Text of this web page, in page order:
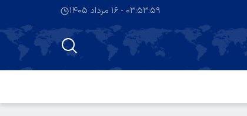
۰۳:۵۳:۵۹ - ۱۶ مرداد ۱۴۰۵